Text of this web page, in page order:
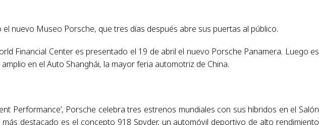
el nuevo Museo Porsche, que tres días después abre sus puertas al público.
Financial Center es presentado el 19 de abril el nuevo Porsche Panamera. Luego es
en el Auto Shanghái, la mayor feria automotriz de China.
Performance’, Porsche celebra tres estrenos mundiales con sus híbridos en el Salón
destacado es el concepto 918 Spyder, un automóvil deportivo de alto rendimiento